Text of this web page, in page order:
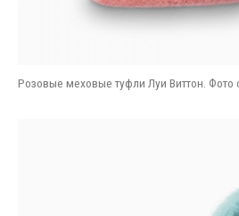
Розовые меховые туфли Луи Виттон. Фото